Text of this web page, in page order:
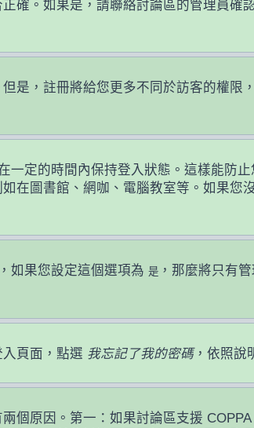
確。如果是，請聯絡討論區的管理員確
是，註冊將給您更多不同於訪客的權限
一定的時間內保持登入狀態。這樣能防
在圖書館、網咖、電腦教室等。如果您
如果您設定這個選項為 是 ，那麼將只有
頁面，點選 我忘記了我的密碼，依照說
個原因。第一：如果討論區支援